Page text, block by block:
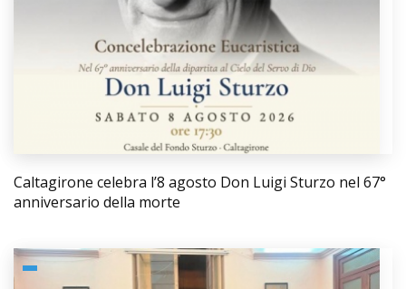
Caltagirone celebra l’8 agosto Don Luigi Sturzo nel 67°
anniversario della morte